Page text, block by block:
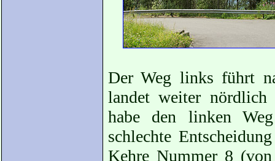
Der Weg links führt
landet weiter
habe den linken
schlechte
Kehre Nummer 8